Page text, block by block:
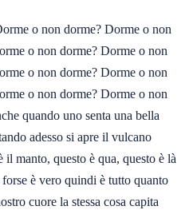
o non dorme? Dorme o non
o non dorme? Dorme o non
o non dorme? Dorme o non
o non dorme? Dorme o non
quando uno senta una bella
adesso si apre il vulcano
manto, questo è qua, questo è là
è vero quindi è tutto quanto
cuore la stessa cosa capita